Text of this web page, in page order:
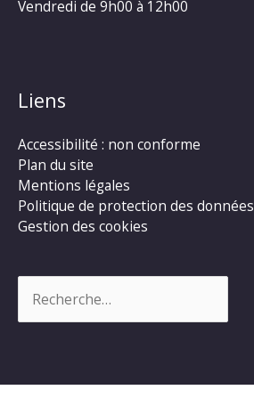
Vendredi de 9h00 à 12h00
Liens
Accessibilité : non conforme
Plan du site
Mentions légales
Politique de protection des données
Gestion des cookies